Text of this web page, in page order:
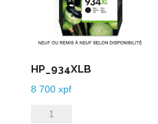
HP_934XLB
8 700 xpf
quantité